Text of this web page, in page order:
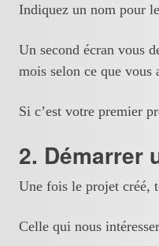
Indiquez un nom pour
Un second écran vous
mois selon ce que vous
Si c’est votre premier
2. Démarrer
Une fois le projet créé,
Celle qui nous